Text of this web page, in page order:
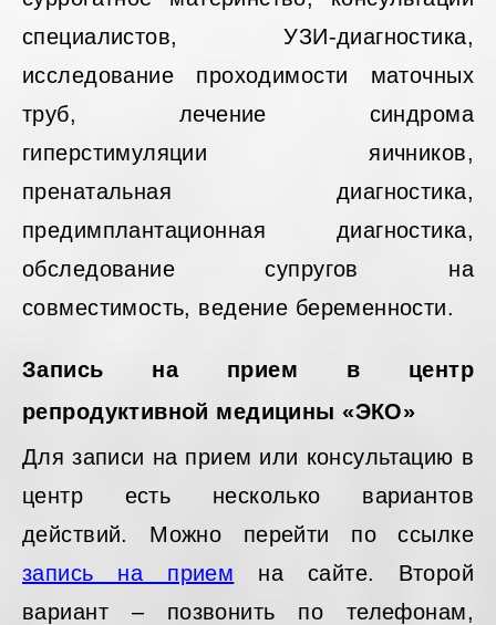
специалистов, УЗИ-диагностика,
исследование проходимости маточных
труб, лечение синдрома
гиперстимуляции яичников,
пренатальная диагностика,
предимплантационная диагностика,
обследование супругов на
совместимость, ведение беременности.
Запись на прием в центр
репродуктивной медицины «ЭКО»
Для записи на прием или консультацию в
центр есть несколько вариантов
действий. Можно перейти по ссылке
запись на прием на сайте. Второй
вариант – позвонить по телефонам,